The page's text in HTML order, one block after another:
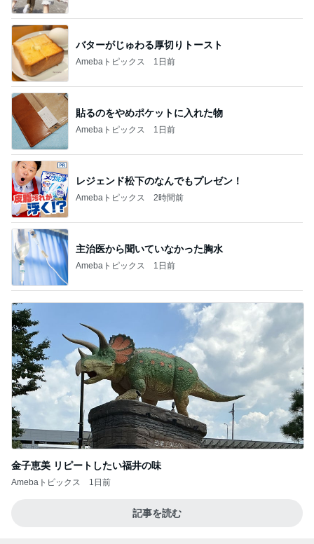
バターがじゅわる厚切りトースト
Amebaトピックス 1日前
貼るのをやめポケットに入れた物
Amebaトピックス 1日前
レジェンド松下のなんでもプレゼン！
Amebaトピックス 2時間前
主治医から聞いていなかった胸水
Amebaトピックス 1日前
金子恵美 リピートしたい福井の味
Amebaトピックス 1日前
記事を読む